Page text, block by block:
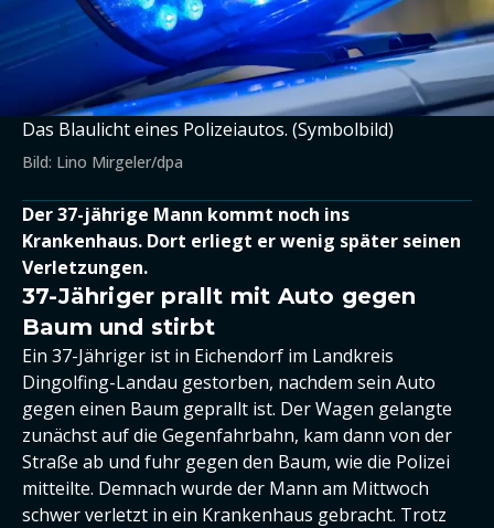
Das Blaulicht eines Polizeiautos. (Symbolbild)
Bild: Lino Mirgeler/dpa
Der 37-jährige Mann kommt noch ins
Krankenhaus. Dort erliegt er wenig später seinen
Verletzungen.
37-Jähriger prallt mit Auto gegen
Baum und stirbt
Ein 37-Jähriger ist in Eichendorf im Landkreis
Dingolfing-Landau gestorben, nachdem sein Auto
gegen einen Baum geprallt ist. Der Wagen gelangte
zunächst auf die Gegenfahrbahn, kam dann von der
Straße ab und fuhr gegen den Baum, wie die Polizei
mitteilte. Demnach wurde der Mann am Mittwoch
schwer verletzt in ein Krankenhaus gebracht. Trotz